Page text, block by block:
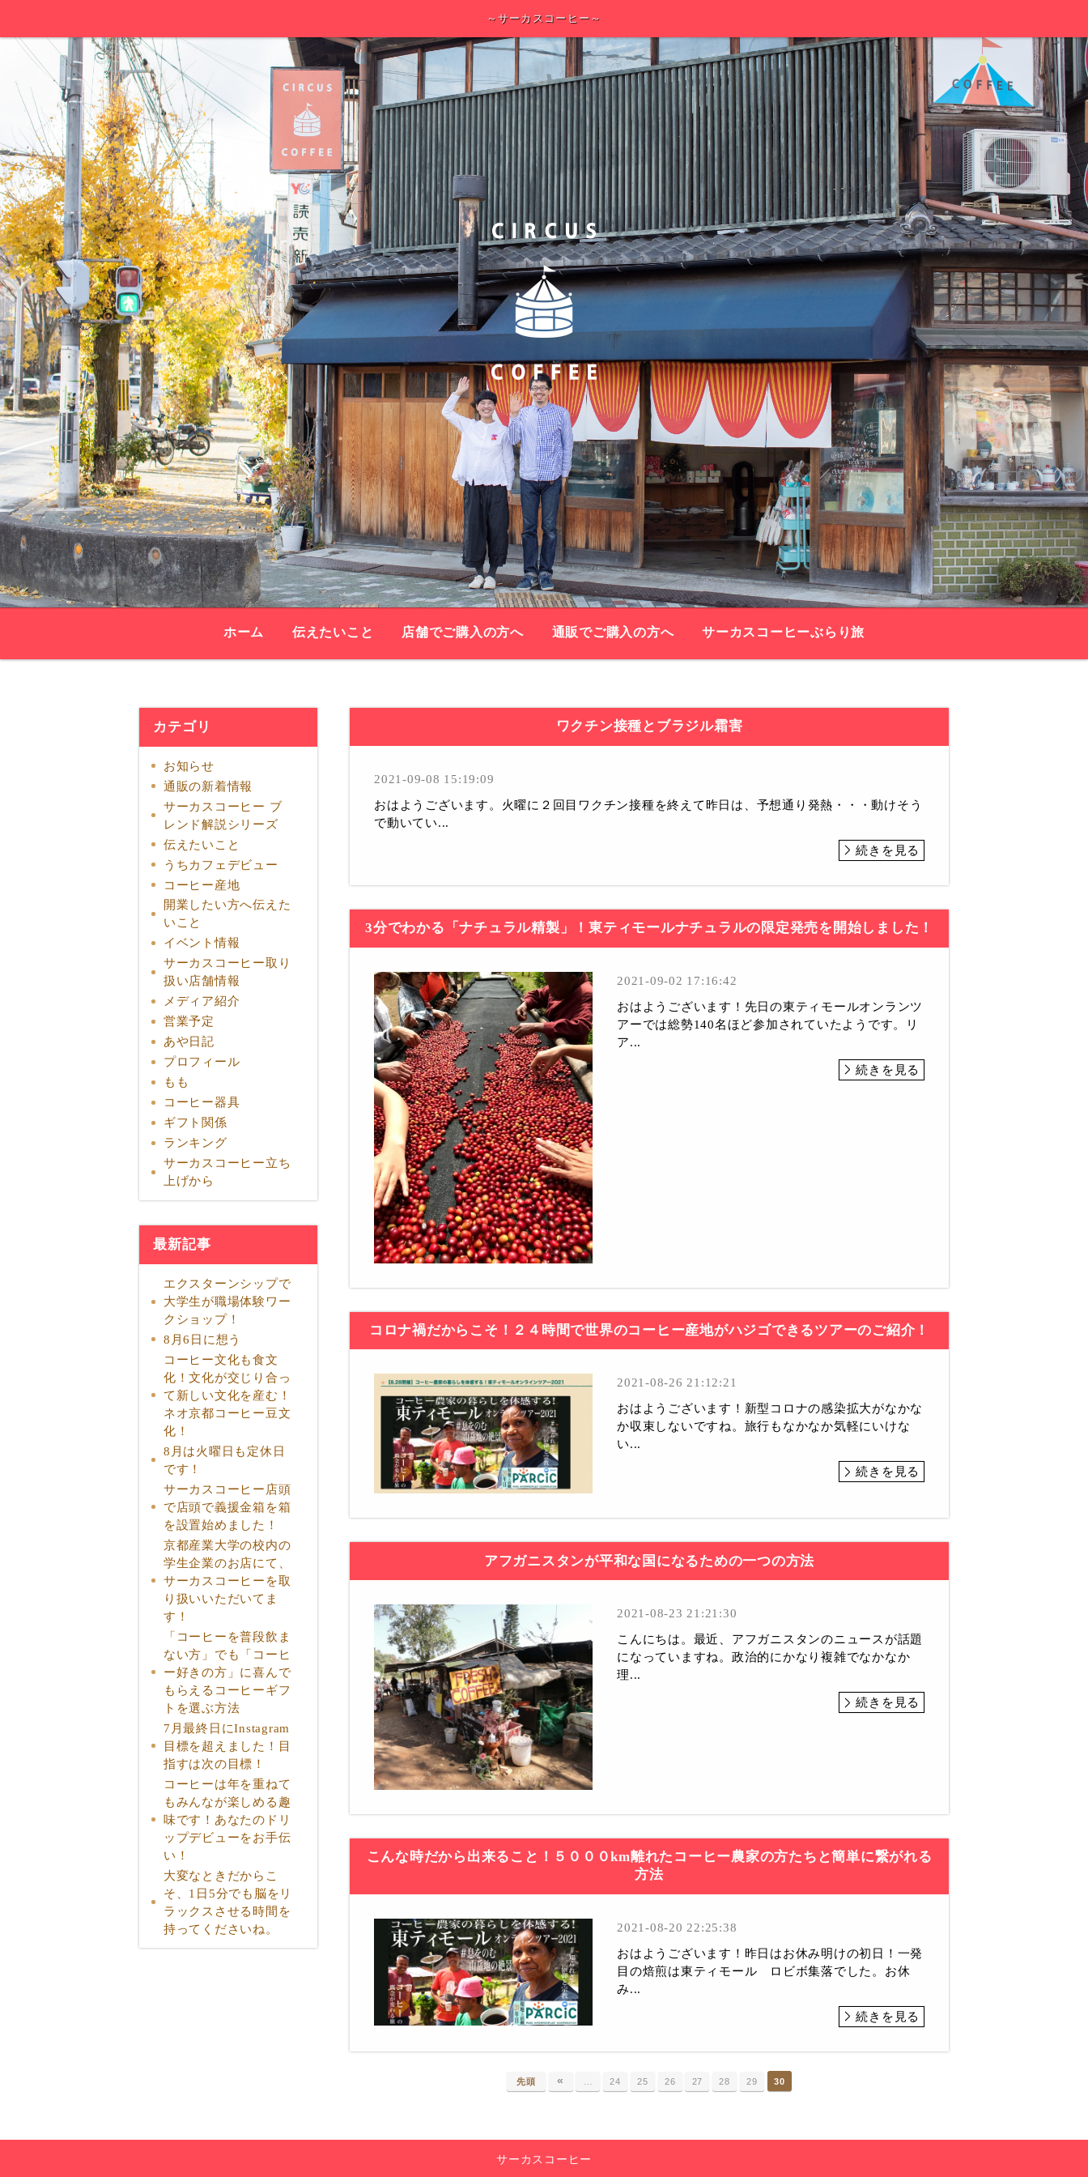
～サーカスコーヒー～
ホーム 伝えたいこと 店舗でご購入の方へ 通販でご購入の方へ サーカスコーヒーぶらり旅
カテゴリ
お知らせ
通販の新着情報
サーカスコーヒー ブ
レンド解説シリーズ
伝えたいこと
うちカフェデビュー
コーヒー産地
開業したい方へ伝えた
いこと
イベント情報
サーカスコーヒー取り
扱い店舗情報
メディア紹介
営業予定
あや日記
プロフィール
もも
コーヒー器具
ギフト関係
ランキング
サーカスコーヒー立ち
上げから
最新記事
エクスターンシップで
大学生が職場体験ワー
クショップ！
8月6日に想う
コーヒー文化も食文
化！文化が交じり合っ
て新しい文化を産む！
ネオ京都コーヒー豆文
化！
8月は火曜日も定休日
です！
サーカスコーヒー店頭
で店頭で義援金箱を箱
を設置始めました！
京都産業大学の校内の
学生企業のお店にて、
サーカスコーヒーを取
り扱いいただいてま
す！
「コーヒーを普段飲ま
ない方」でも「コーヒ
ー好きの方」に喜んで
もらえるコーヒーギフ
トを選ぶ方法
7月最終日にInstagram
目標を超えました！目
指すは次の目標！
コーヒーは年を重ねて
もみんなが楽しめる趣
味です！あなたのドリ
ップデビューをお手伝
い！
大変なときだからこ
そ、1日5分でも脳をリ
ラックスさせる時間を
持ってくださいね。
ワクチン接種とブラジル霜害
2021-09-08 15:19:09
おはようございます。火曜に２回目ワクチン接種を終えて昨日は、予想通り発熱・・・動けそう
で動いてい...
続きを見る
3分でわかる「ナチュラル精製」！東ティモールナチュラルの限定発売を開始しました！
2021-09-02 17:16:42
おはようございます！先日の東ティモールオンランツ
アーでは総勢140名ほど参加されていたようです。リ
ア...
続きを見る
コロナ禍だからこそ！２４時間で世界のコーヒー産地がハジゴできるツアーのご紹介！
2021-08-26 21:12:21
おはようございます！新型コロナの感染拡大がなかな
か収束しないですね。旅行もなかなか気軽にいけな
い...
続きを見る
アフガニスタンが平和な国になるための一つの方法
2021-08-23 21:21:30
こんにちは。最近、アフガニスタンのニュースが話題
になっていますね。政治的にかなり複雑でなかなか
理...
続きを見る
こんな時だから出来ること！５０００km離れたコーヒー農家の方たちと簡単に繋がれる
方法
2021-08-20 22:25:38
おはようございます！昨日はお休み明けの初日！一発
目の焙煎は東ティモール ロビボ集落でした。お休
み...
続きを見る
先頭 « 24 25 26 27 28 29 30
サーカスコーヒー